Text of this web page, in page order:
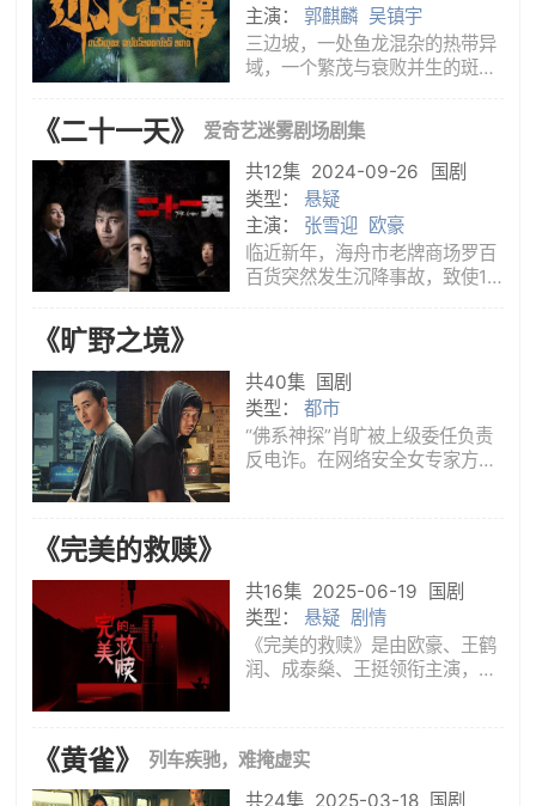
主演： 郭麒麟 吴镇宇
三边坡，一处鱼龙混杂的热带异
域，一个繁茂与衰败并生的斑驳
白沈星遇到在多方势力间游走的
三边坡和事佬猜叔，一场冒险，
一段善良微光指引下的回归，在
留与逃的挣扎中将如何上演。
《二十一天》
爱奇艺迷雾剧场剧集
共12集 2024-09-26
国剧
类型： 悬疑
主演： 张雪迎
欧豪
临近新年，海舟市老牌商场罗百
百货突然发生沉降事故，致使13
《旷野之境》
共40集 国剧
类型： 都市
“佛系神探”肖旷被上级委任负责
反电诈。在网络安全女专家方心
的隐形敌人。电信诈骗，“
《完美的救赎》
共16集 2025-06-19
国剧
类型： 悬疑 剧情
《完美的救赎》是由欧豪、王鹤
润、成泰燊、王挺领衔主演，张
改编自陈妍一的新社会派悬疑小
说《完美嫌疑人》，以一场看似
《黄雀》
列车疾驰，难掩虚实
共24集 2025-03-18 国剧